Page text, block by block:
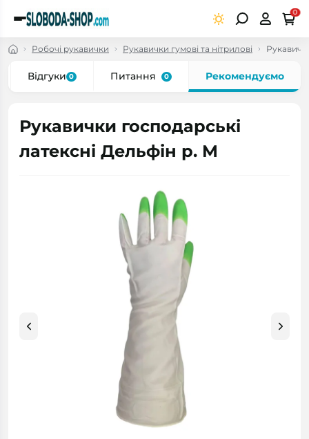
0
Робочі рукавички Рукавички гумові та нітрилові
Відгуки 0 Питання 0 Рекомендуємо
Рукавички господарські
латексні Дельфін р. M